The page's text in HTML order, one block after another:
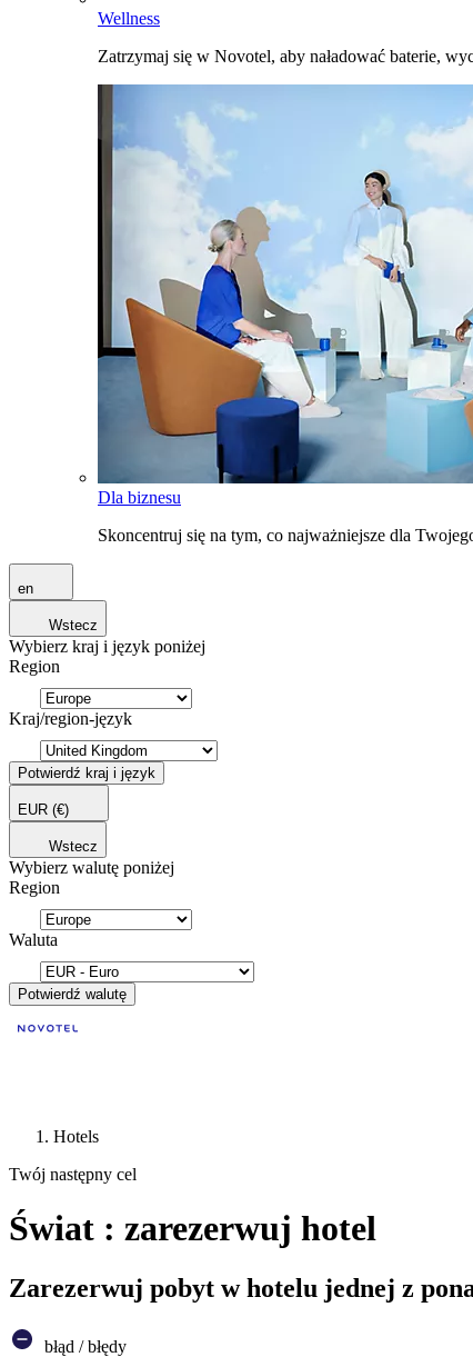
Wellness
Zatrzymaj się w Novotel, aby naładować baterie,
Dla biznesu
Skoncentruj się na tym, co najważniejsze dla
en
Wstecz
Wybierz kraj i język poniżej
Region
Kraj/region-język
Potwierdź kraj i język
EUR (€)
Wstecz
Wybierz walutę poniżej
Region
Waluta
Potwierdź walutę
Hotels
Twój następny cel
Świat : zarezerwuj hotel
Zarezerwuj pobyt w hotelu jednej z
błąd / błędy